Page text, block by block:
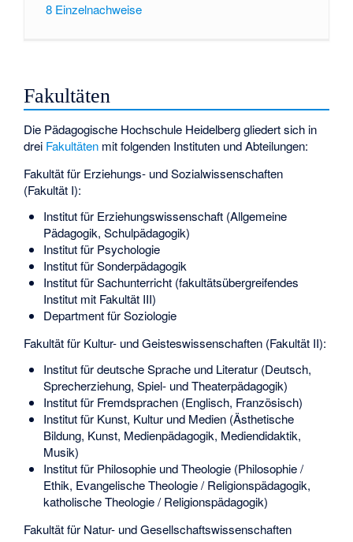
8 Einzelnachweise
Fakultäten
Die Pädagogische Hochschule Heidelberg gliedert sich in
drei Fakultäten mit folgenden Instituten und Abteilungen:
Fakultät für Erziehungs- und Sozialwissenschaften
(Fakultät I):
Institut für Erziehungswissenschaft (Allgemeine
Pädagogik, Schulpädagogik)
Institut für Psychologie
Institut für Sonderpädagogik
Institut für Sachunterricht (fakultätsübergreifendes
Institut mit Fakultät III)
Department für Soziologie
Fakultät für Kultur- und Geisteswissenschaften (Fakultät II):
Institut für deutsche Sprache und Literatur (Deutsch,
Sprecherziehung, Spiel- und Theaterpädagogik)
Institut für Fremdsprachen (Englisch, Französisch)
Institut für Kunst, Kultur und Medien (Ästhetische
Bildung, Kunst, Medienpädagogik, Mediendidaktik,
Musik)
Institut für Philosophie und Theologie (Philosophie /
Ethik, Evangelische Theologie / Religionspädagogik,
katholische Theologie / Religionspädagogik)
Fakultät für Natur- und Gesellschaftswissenschaften